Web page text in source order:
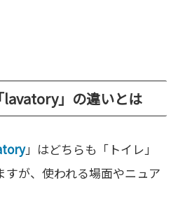
lavatory」の違いとは
」はどちらも「トイレ」
が、使われる場面やニュア